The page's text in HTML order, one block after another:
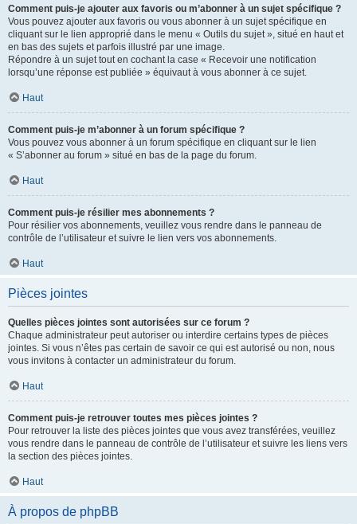
Comment puis-je ajouter aux favoris ou m’abonner à un sujet spécifique ?
Vous pouvez ajouter aux favoris ou vous abonner à un sujet spécifique en
cliquant sur le lien approprié dans le menu « Outils du sujet », situé en haut et
en bas des sujets et parfois illustré par une image.
Répondre à un sujet tout en cochant la case « Recevoir une notification
lorsqu’une réponse est publiée » équivaut à vous abonner à ce sujet.
Haut
Comment puis-je m’abonner à un forum spécifique ?
Vous pouvez vous abonner à un forum spécifique en cliquant sur le lien
« S’abonner au forum » situé en bas de la page du forum.
Haut
Comment puis-je résilier mes abonnements ?
Pour résilier vos abonnements, veuillez vous rendre dans le panneau de
contrôle de l’utilisateur et suivre le lien vers vos abonnements.
Haut
Pièces jointes
Quelles pièces jointes sont autorisées sur ce forum ?
Chaque administrateur peut autoriser ou interdire certains types de pièces
jointes. Si vous n’êtes pas certain de savoir ce qui est autorisé ou non, nous
vous invitons à contacter un administrateur du forum.
Haut
Comment puis-je retrouver toutes mes pièces jointes ?
Pour retrouver la liste des pièces jointes que vous avez transférées, veuillez
vous rendre dans le panneau de contrôle de l’utilisateur et suivre les liens vers
la section des pièces jointes.
Haut
À propos de phpBB